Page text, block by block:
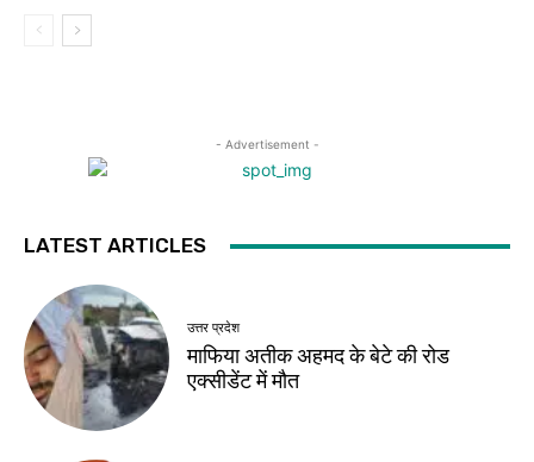
- Advertisement -
LATEST ARTICLES
उत्तर प्रदेश
माफिया अतीक अहमद के बेटे की रोड
एक्सीडेंट में मौत